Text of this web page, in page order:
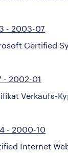
- 2003-07
Certified
- 2002-01
Verkaufs-
- 2000-10
Internet